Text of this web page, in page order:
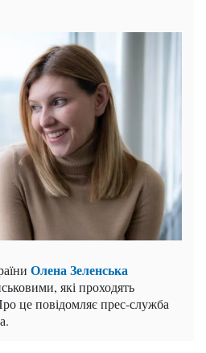
Олена Зеленська
які проходять
це повідомляє прес-служба